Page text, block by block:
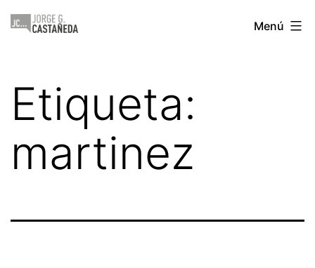
Saltar
Jorge
Menú
Etiqueta:
martinez